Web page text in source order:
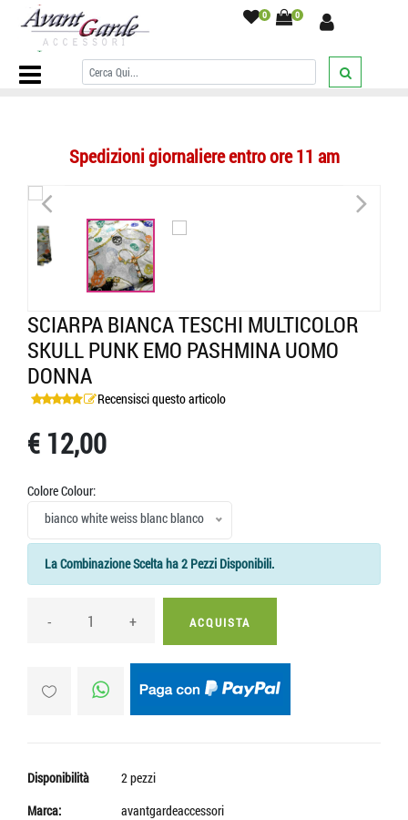
0 0
Home Page/SCIARPE/Sciarpe fantasia/teschi/Skull punk /Sciarpa
bianca teschi multicolor skull punk emo pashmina uomo donna/
Spedizioni giornaliere entro ore 11 am
< >
SCIARPA BIANCA TESCHI MULTICOLOR
SKULL PUNK EMO PASHMINA UOMO
DONNA
Recensisci questo articolo
€ 12,00
Colore Colour:
bianco white weiss blanc blanco
La Combinazione Scelta ha 2 Pezzi Disponibili.
- + ACQUISTA
Disponibilità
2 pezzi
Marca:
avantgardeaccessori